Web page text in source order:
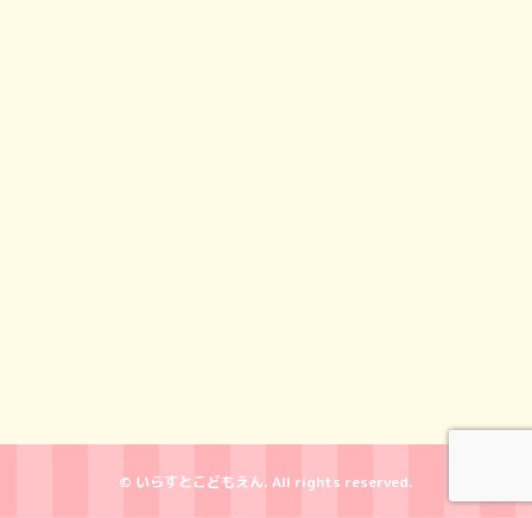
© いらすとこどもえん. All rights reserved.